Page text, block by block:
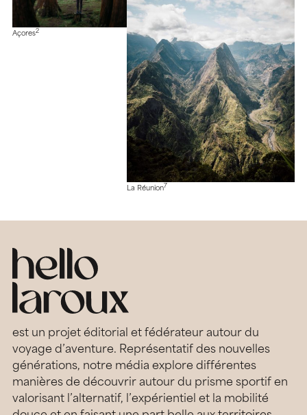
Açores2
La Réunion7
est un projet éditorial et fédérateur autour du
voyage d’aventure. Représentatif des nouvelles
générations, notre média explore différentes
manières de découvrir autour du prisme sportif en
valorisant l’alternatif, l’expérientiel et la mobilité